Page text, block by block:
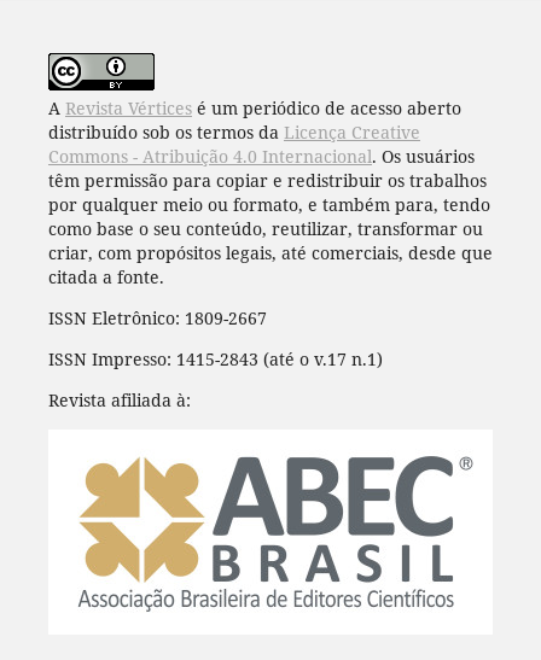
A Revista Vérticesé um periódico de acesso aberto
distribuído sob os termos da Licença Creative
Commons - Atribuição 4.0 Internacional. Os usuários
têm permissão para copiar e redistribuir os trabalhos
por qualquer meio ou formato, e também para, tendo
como base o seu conteúdo, reutilizar, transformar ou
criar, com propósitos legais, até comerciais, desde que
citada a fonte.
ISSN Eletrônico: 1809-2667
ISSN Impresso: 1415-2843 (até o v.17 n.1)
Revista afiliada à: